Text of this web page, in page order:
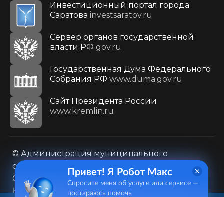
Инвестиционный портал города
Саратова investsaratov.ru
Сервер органов государственной
власти РФ gov.ru
Государственная Дума Федерального
Собрания РФ www.duma.gov.ru
Cайт Президента России
www.kremlin.ru
© Администрация муниципального
образования городского округа «Город
Саратов»
Контакты
Карта сайта
Привет! Я Робот Макс
Спросите меня об услуге или сервисе —
постараюсь помочь